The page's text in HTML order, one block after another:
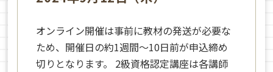
オンライン開催は事前に教材の発送が必要な
ため、開催日の約1週間～10日前が申込締め
切りとなります。 2級資格認定講座は各講師